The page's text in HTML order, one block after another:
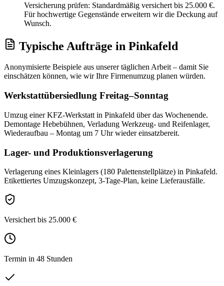
Versicherung prüfen: Standardmäßig versichert bis 25.000 €.
Für hochwertige Gegenstände erweitern wir die Deckung auf
Wunsch.
Typische Aufträge in Pinkafeld
Anonymisierte Beispiele aus unserer täglichen Arbeit – damit Sie
einschätzen können, wie wir Ihre Firmenumzug planen würden.
Werkstattübersiedlung Freitag–Sonntag
Umzug einer KFZ-Werkstatt in Pinkafeld über das Wochenende.
Demontage Hebebühnen, Verladung Werkzeug- und Reifenlager,
Wiederaufbau – Montag um 7 Uhr wieder einsatzbereit.
Lager- und Produktionsverlagerung
Verlagerung eines Kleinlagers (180 Palettenstellplätze) in Pinkafeld.
Etikettiertes Umzugskonzept, 3-Tage-Plan, keine Lieferausfälle.
Versichert bis 25.000 €
Termin in 48 Stunden